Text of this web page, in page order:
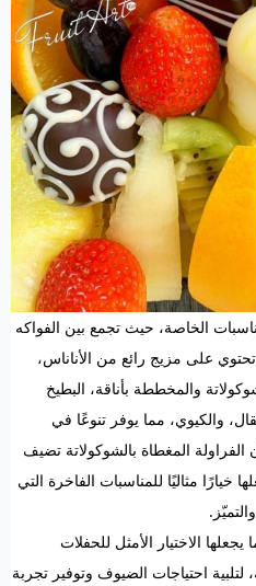
الخاصة، حيث تجمع بين الفواكه
على مزيج رائع من الأناناس،
والمخططة بأناقة، البطيخ
والكيوي، مما يوفر تنوعًا في
المغطاة بالشوكولاتة تضيف
مثاليًا للمناسبات الفاخرة التي
الاختيار الأمثل للحفلات
لتلبية احتياجات الضيوف وتوفير تجربة